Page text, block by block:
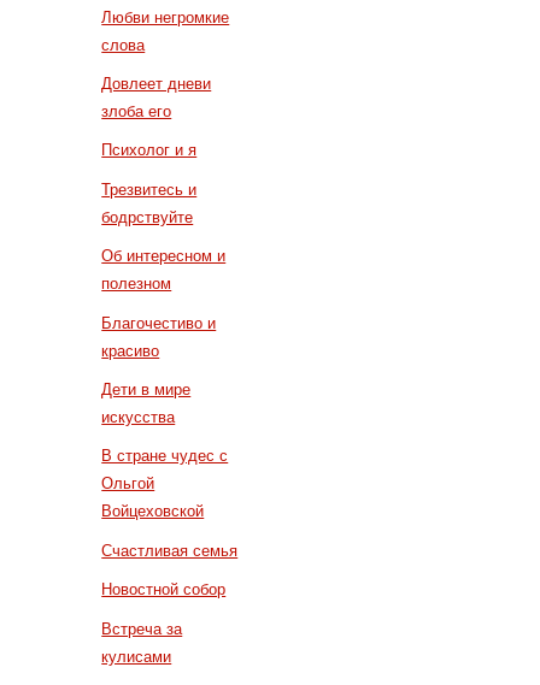
Любви негромкие
слова
Довлеет дневи
злоба его
Психолог и я
Трезвитесь и
бодрствуйте
Об интересном и
полезном
Благочестиво и
красиво
Дети в мире
искусства
В стране чудес с
Ольгой
Войцеховской
Счастливая семья
Новостной собор
Встреча за
кулисами